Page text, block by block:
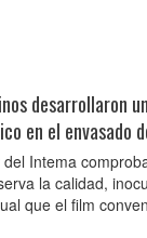
desarrollaron
en el envasado
Intema
la calidad,
que el film